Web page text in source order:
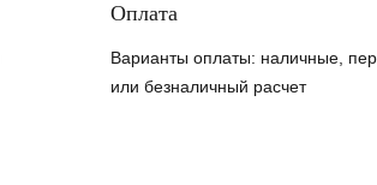
Оплата
Варианты оплаты: наличные,
или безналичный расчет